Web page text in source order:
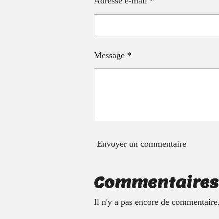
Message *
Envoyer un commentaire
Commentaires
Il n'y a pas encore de